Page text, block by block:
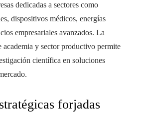
dedicadas a sectores como
dispositivos médicos, energías
empresariales avanzados. La
academia y sector productivo permite
científica en soluciones
forjadas